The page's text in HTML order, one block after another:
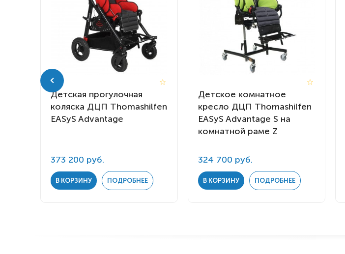
Детская прогулочная
коляска ДЦП Thomashilfen
EASyS Advantage
373 200 руб.
В КОРЗИНУ ПОДРОБНЕЕ
Детское комнатное
кресло ДЦП Thomashilfen
EASyS Advantage S на
комнатной раме Z
324 700 руб.
В КОРЗИНУ ПОДРОБНЕЕ